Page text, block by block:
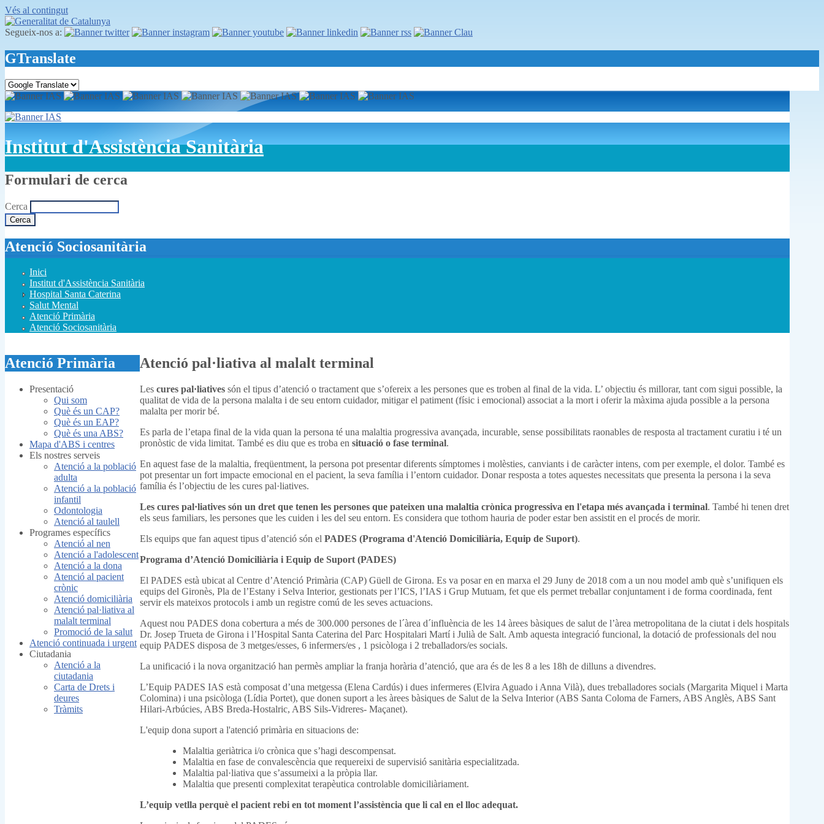
Vés al contingut
Segueix-nos a:
GTranslate
Institut d'Assistència Sanitària
Formulari de cerca
Cerca
Atenció Sociosanitària
Inici
Institut d'Assistència Sanitària
Hospital Santa Caterina
Salut Mental
Atenció Primària
Atenció Sociosanitària
Atenció pal·liativa al malalt terminal
Les cures pal·liatives són el tipus d’atenció o tractament que s’ofereix a les persones que es troben al final de la vida. L’ objectiu és millorar, tant com sigui possible, la
qualitat de vida de la persona malalta i de seu entorn cuidador, mitigar el patiment (físic i emocional) associat a la mort i oferir la màxima ajuda possible a la persona
malalta per morir bé.
Es parla de l’etapa final de la vida quan la persona té una malaltia progressiva avançada, incurable, sense possibilitats raonables de resposta al tractament curatiu i té un
pronòstic de vida limitat. També es diu que es troba en situació o fase terminal.
En aquest fase de la malaltia, freqüentment, la persona pot presentar diferents símptomes i molèsties, canviants i de caràcter intens, com per exemple, el dolor. També es
pot presentar un fort impacte emocional en el pacient, la seva família i l’entorn cuidador. Donar resposta a totes aquestes necessitats que presenta la persona i la seva
família és l’objectiu de les cures pal·liatives.
Les cures pal·liatives són un dret que tenen les persones que pateixen una malaltia crònica progressiva en l'etapa més avançada i terminal. També hi tenen dret
els seus familiars, les persones que les cuiden i les del seu entorn. Es considera que tothom hauria de poder estar ben assistit en el procés de morir.
Els equips que fan aquest tipus d’atenció són el PADES (Programa d'Atenció Domiciliària, Equip de Suport).
Programa d’Atenció Domiciliària i Equip de Suport (PADES)
El PADES està ubicat al Centre d’Atenció Primària (CAP) Güell de Girona. Es va posar en en marxa el 29 Juny de 2018 com a un nou model amb què s’unifiquen els
equips del Gironès, Pla de l’Estany i Selva Interior, gestionats per l’ICS, l’IAS i Grup Mutuam, fet que els permet treballar conjuntament i de forma coordinada, fent
servir els mateixos protocols i amb un registre comú de les seves actuacions.
Aquest nou PADES dona cobertura a més de 300.000 persones de l´àrea d´influència de les 14 àrees bàsiques de salut de l’àrea metropolitana de la ciutat i dels hospitals
Dr. Josep Trueta de Girona i l’Hospital Santa Caterina del Parc Hospitalari Martí i Julià de Salt. Amb aquesta integració funcional, la dotació de professionals del nou
equip PADES disposa de 3 metges/esses, 6 infermers/es , 1 psicòloga i 2 treballadors/es socials.
La unificació i la nova organització han permès ampliar la franja horària d’atenció, que ara és de les 8 a les 18h de dilluns a divendres.
L’Equip PADES IAS està composat d’una metgessa (Elena Cardús) i dues infermeres (Elvira Aguado i Anna Vilà), dues treballadores socials (Margarita Miquel i Marta
Colomina) i una psicòloga (Lídia Portet), que donen suport a les àrees bàsiques de Salut de la Selva Interior (ABS Santa Coloma de Farners, ABS Anglès, ABS Sant
Hilari-Arbúcies, ABS Breda-Hostalric, ABS Sils-Vidreres- Maçanet).
L'equip dona suport a l'atenció primària en situacions de:
Malaltia geriàtrica i/o crònica que s’hagi descompensat.
Malaltia en fase de convalescència que requereixi de supervisió sanitària especialitzada.
Malaltia pal·liativa que s’assumeixi a la pròpia llar.
Malaltia que presenti complexitat terapèutica controlable domiciliàriament.
L’equip vetlla perquè el pacient rebi en tot moment l’assistència que li cal en el lloc adequat.
Atenció Primària
Presentació
Qui som
Què és un CAP?
Què és un EAP?
Què és una ABS?
Mapa d'ABS i centres
Els nostres serveis
Atenció a la població
adulta
Atenció a la població
infantil
Odontologia
Atenció al taulell
Programes específics
Atenció al nen
Atenció a l'adolescent
Atenció a la dona
Atenció al pacient
crònic
Atenció domiciliària
Atenció pal·liativa al
malalt terminal
Promoció de la salut
Atenció continuada i urgent
Ciutadania
Atenció a la
ciutadania
Carta de Drets i
deures
Tràmits